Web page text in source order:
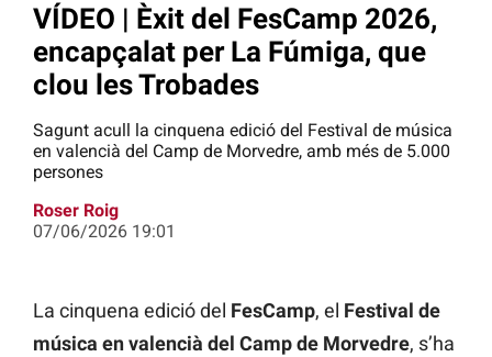
VÍDEO | Èxit del FesCamp 2026,
encapçalat per La Fúmiga, que
clou les Trobades
Sagunt acull la cinquena edició del Festival de música
en valencià del Camp de Morvedre, amb més de 5.000
persones
Roser Roig
07/06/2026 19:01
La cinquena edició del FesCamp, el Festival de
música en valencià del Camp de Morvedre, s’ha